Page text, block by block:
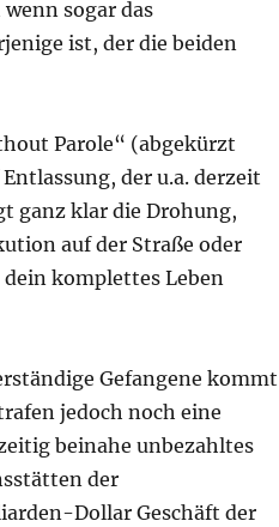
sogar das
ist, der die beiden
Parole“ (abgekürzt
der u.a. derzeit
ganz klar die Drohung,
auf der Straße oder
komplettes Leben
Gefangene kommt
jedoch noch eine
beinahe unbezahltes
der
Dollar Geschäft der